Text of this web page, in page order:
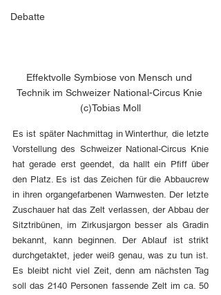
Debatte
Effektvolle Symbiose von Mensch und
Technik im Schweizer National-Circus Knie
(c)Tobias Moll
Es ist später Nachmittag in Winterthur, die letzte
Vorstellung des Schweizer National-Circus Knie
hat gerade erst geendet, da hallt ein Pfiff über
den Platz. Es ist das Zeichen für die Abbaucrew
in ihren organgefarbenen Warnwesten. Der letzte
Zuschauer hat das Zelt verlassen, der Abbau der
Sitztribünen, im Zirkusjargon besser als Gradin
bekannt, kann beginnen. Der Ablauf ist strikt
durchgetaktet, jeder weiß genau, was zu tun ist.
Es bleibt nicht viel Zeit, denn am nächsten Tag
soll das 2140 Personen fassende Zelt im ca. 50